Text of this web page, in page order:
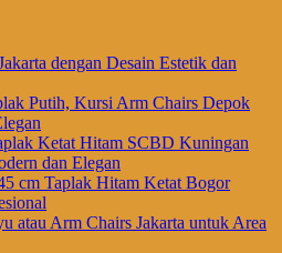
dengan Desain Estetik dan
Putih, Kursi Arm Chairs Depok
Ketat Hitam SCBD Kuningan
dan Elegan
cm Taplak Hitam Ketat Bogor
atau Arm Chairs Jakarta untuk Area